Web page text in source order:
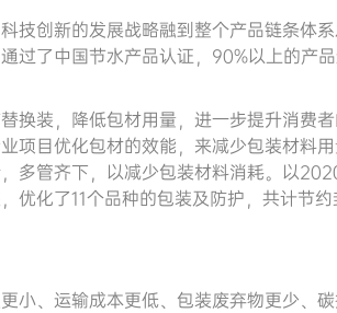
技创新的发展战略融到整个产品链条体
过了中国节水产品认证，90%以上的产
换装，降低包材用量，进一步提升消费
项目优化包材的效能，来减少包装材料
多管齐下，以减少包装材料消耗。以
化了11个品种的包装及防护，共计节约
小、运输成本更低、包装废弃物更少、